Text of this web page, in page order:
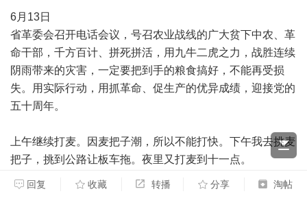
6月13日
省革委会召开电话会议，号召农业战线的广大贫下中农、革
命干部，千方百计、拼死拼活，用九牛二虎之力，战胜连续
阴雨带来的灾害，一定要把到手的粮食搞好，不能再受损
失。用实际行动，用抓革命、促生产的优异成绩，迎接党的
五十周年。
上午继续打麦。因麦把子潮，所以不能打快。下午我去挑麦
把子，挑到公路让板车拖。夜里又打麦到十一点。
回复 收藏 转播 分享 淘帖